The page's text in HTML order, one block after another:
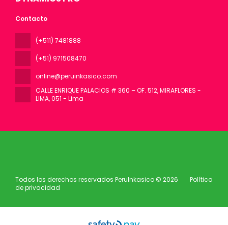
Contacto
(+511) 7481888
(+51) 971508470
online@peruinkasico.com
CALLE ENRIQUE PALACIOS # 360 – OF. 512, MIRAFLORES -
LIMA, 051 - Lima
Todos los derechos reservados PeruInkasico © 2026
Política
de privacidad